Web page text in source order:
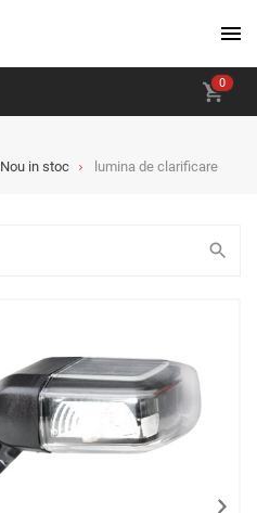
0
Nou in stoc lumina de clarificare